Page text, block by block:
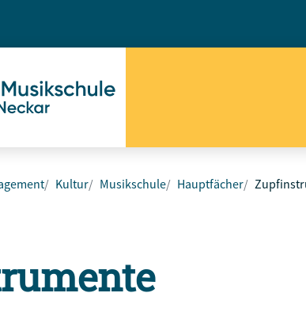
Kultur Musikschule Hauptfächer